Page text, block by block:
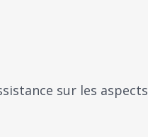
sur les aspects